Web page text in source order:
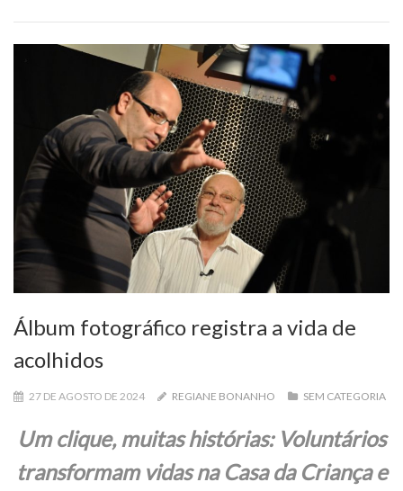
Álbum fotográfico registra a vida de
acolhidos
27 DE AGOSTO DE 2024 REGIANE BONANHO SEM CATEGORIA
Um clique, muitas histórias: Voluntários
transformam vidas na Casa da Criança e